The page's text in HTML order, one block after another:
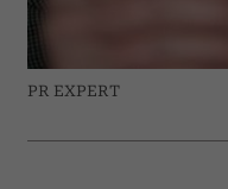
PR EXPERT